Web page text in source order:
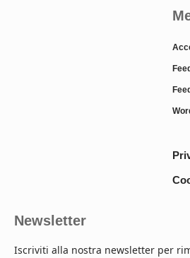
Newsletter
Iscriviti alla nostra newsletter per